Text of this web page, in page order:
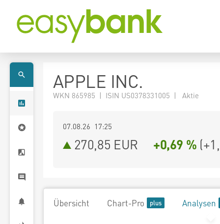
APPLE INC.
WKN 865985 | ISIN US0378331005 | Aktie
07.08.26 17:25
270,85 EUR +0,69 % (
Übersicht Chart-Pro Analysen